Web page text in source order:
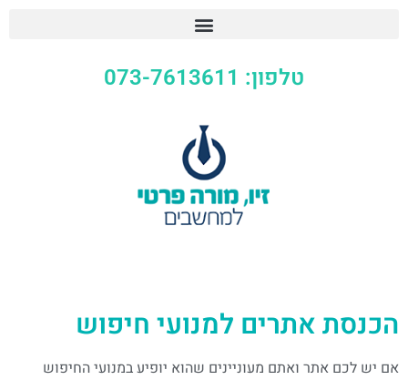
טלפון: 073-7613611
הכנסת אתרים למנועי חיפוש
אם יש לכם אתר ואתם מעוניינים שהוא יופיע במנועי החיפוש